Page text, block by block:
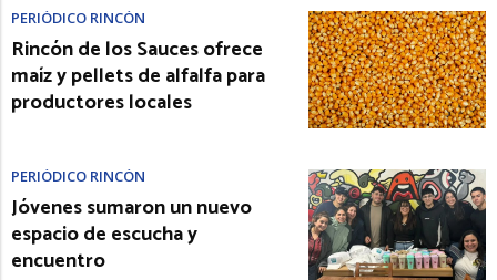
PERIÓDICO RINCÓN
Rincón de los Sauces ofrece
maíz y pellets de alfalfa para
productores locales
PERIÓDICO RINCÓN
Jóvenes sumaron un nuevo
espacio de escucha y
encuentro